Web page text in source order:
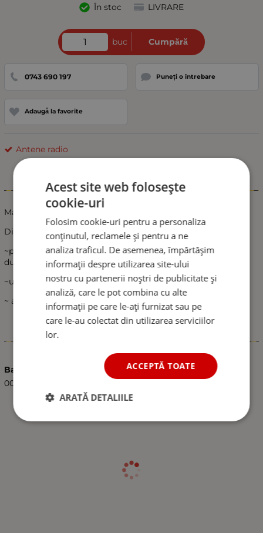
În stoc LIVRARE
buc Cumpără
0743 690 197 Puneți o întrebare
Adaugă la favorite
Antene radio
Informații
Material: aluminiu
Dimensiuni: 235 mm
~potrivit pentru autoturisme cu 4 , 5 .6mm filet (inclus 3
duze diferite)
~usor de instalat,
~ acoperite cu cauciuc pentru o mai mare durabilitate.
Barcode (ISBN, UPC, etc.)
0000519580864
Acest site web folosește
cookie-uri
Folosim cookie-uri pentru a personaliza
conținutul, reclamele și pentru a ne
analiza traficul. De asemenea, împărtășim
informații despre utilizarea site-ului
nostru cu partenerii noștri de publicitate și
analiză, care le pot combina cu alte
informații pe care le-ați furnizat sau pe
care le-au colectat din utilizarea serviciilor
lor.
ACCEPTĂ TOATE
ARATĂ DETALIILE